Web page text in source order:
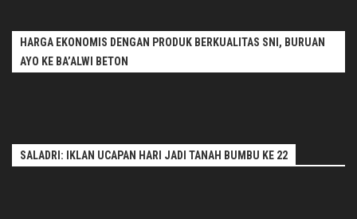
HARGA EKONOMIS DENGAN PRODUK BERKUALITAS SNI, BURUAN
AYO KE BA’ALWI BETON
SALADRI: IKLAN UCAPAN HARI JADI TANAH BUMBU KE 22